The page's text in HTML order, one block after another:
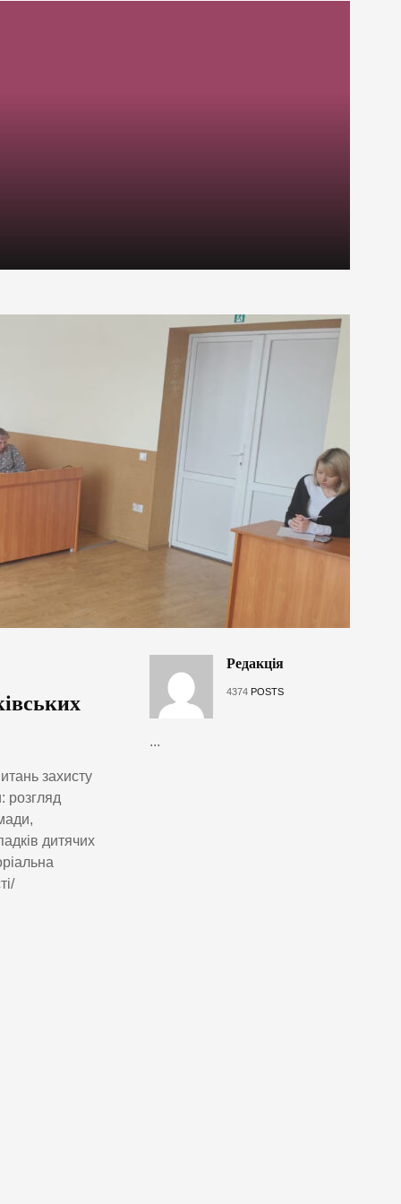
захисту
розгляд
дитячих
Редакція
4374 POSTS
...